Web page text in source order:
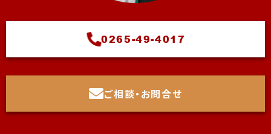
0265-49-4017
ご相談・お問合せ